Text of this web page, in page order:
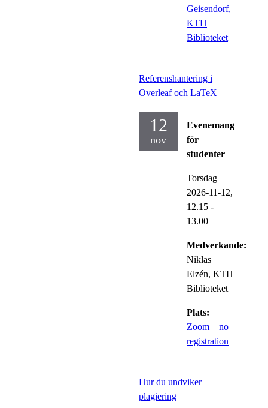
Geisendorf,
KTH
Biblioteket
Referenshantering i
Overleaf och LaTeX
12
nov
Evenemang
för
studenter
Torsdag
2026-11-12,
12.15 -
13.00
Medverkande:
Niklas
Elzén, KTH
Biblioteket
Plats:
Zoom – no
registration
Hur du undviker
plagiering